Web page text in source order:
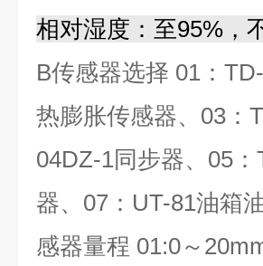
相对湿度：至95%，
B传感器选择 01：
热膨胀传感器、03：
04DZ-1同步器、05
器、07：UT-81油箱
感器量程 01:0～